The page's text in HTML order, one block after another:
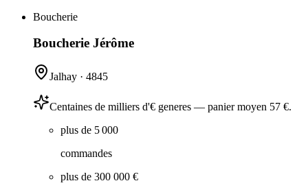
Boucherie
Boucherie Jérôme
Jalhay · 4845
Centaines de milliers d'€ generes — panier moyen 57 €.
plus de 5 000
commandes
plus de 300 000 €